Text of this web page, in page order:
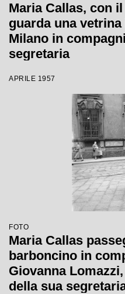
Maria Callas, con
guarda una
Milano in
segretaria
APRILE 1957
FOTO
Maria Callas
barboncino in
Giovanna
della sua